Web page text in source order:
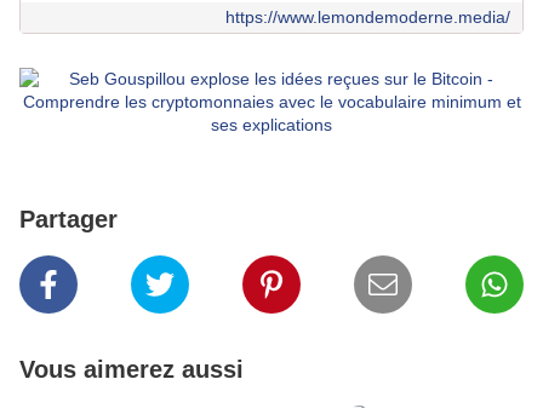
https://www.lemondemoderne.media/
Partager
Vous aimerez aussi